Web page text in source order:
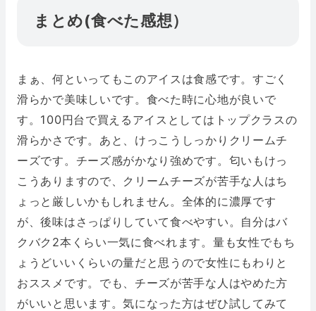
まとめ(食べた感想）
まぁ、何といってもこのアイスは食感です。すごく
滑らかで美味しいです。食べた時に心地が良いで
す。100円台で買えるアイスとしてはトップクラスの
滑らかさです。あと、けっこうしっかりクリームチ
ーズです。チーズ感がかなり強めです。匂いもけっ
こうありますので、クリームチーズが苦手な人はち
ょっと厳しいかもしれません。全体的に濃厚です
が、後味はさっぱりしていて食べやすい。自分はバ
クバク2本くらい一気に食べれます。量も女性でもち
ょうどいいくらいの量だと思うので女性にもわりと
おススメです。でも、チーズが苦手な人はやめた方
がいいと思います。気になった方はぜひ試してみて